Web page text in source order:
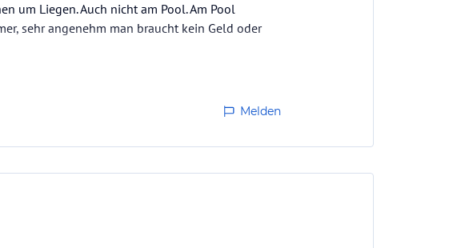
um Liegen. Auch nicht am Pool. Am Pool
sehr angenehm man braucht kein Geld oder
Melden